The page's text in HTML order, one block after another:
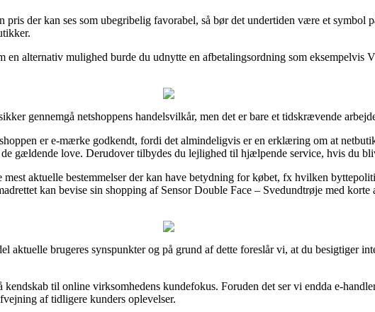
der kan ses som ubegribelig favorabel, så bør det undertiden være et symbol
alternativ mulighed burde du udnytte en afbetalingsordning som
gennemgå netshoppens handelsvilkår, men det er bare et tidskrævende
er e-mærke godkendt, fordi det almindeligvis er en erklæring om at
gældende love. Derudover tilbydes du lejlighed til hjælpende service, hvis du
aktuelle bestemmelser der kan have betydning for købet, fx hvilken
kan bevise sin shopping af Sensor Double Face – Svedundtrøje med
aktuelle brugeres synspunkter og på grund af dette foreslår vi, at du besigtiger
til online virksomhedens kundefokus. Foruden det ser vi endda e-
af tidligere kunders oplevelser.